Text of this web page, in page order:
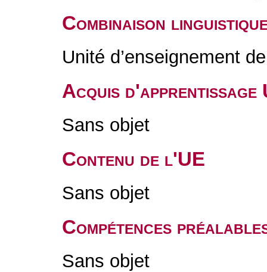
Combinaison
Unité d’enseignement
Acquis d'apprentissage
Sans objet
Contenu de l'UE
Sans objet
Compétences
Sans objet